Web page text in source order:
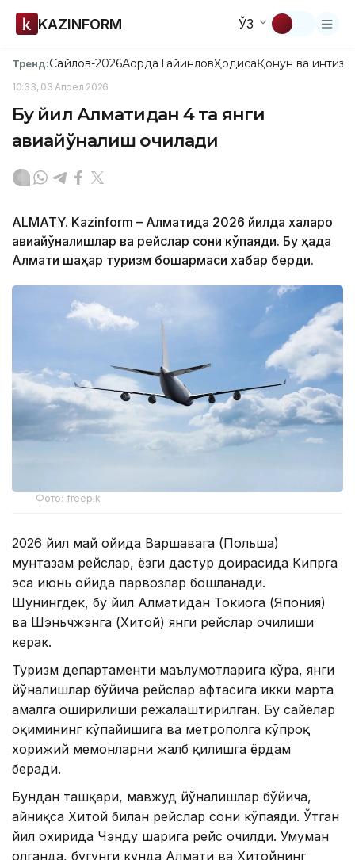
KAZINFORM ЎЗ
Тренд:Сайлов-2026АқордаТайинловҲодисаҚонун ва
10:33, 03 Апрел 2026
Бу йил Алматидан 4 та янги
авиайўналиш очилади
ALMATY. Kazinform – Алматида 2026 йилда халқаро
авиайўналишлар ва рейслар сони кўпаяди. Бу ҳақда
Алмати шаҳар туризм бошқармаси хабар берди.
Фото: freepik
2026 йил май ойида Варшавага (Польша)
мунтазам рейслар, ёзги дастур доирасида Кипрга
эса июнь ойида парвозлар бошланади.
Шунингдек, бу йил Алматидан Токиога (Япония)
ва Шэньчжэнга (Хитой) янги рейслар очилиши
керак.
Туризм департаменти маълумотларига кўра, янги
йўналишлар бўйича рейслар ҳафтасига икки марта
амалга оширилиши режалаштирилган. Бу сайёҳлар
оқимининг кўпайишига ва метрополга кўпроқ
хорижий меҳмонларни жалб қилишга ёрдам
беради.
Бундан ташқари, мавжуд йўналишлар бўйича,
айниқса Хитой билан рейслар сони кўпаяди. Ўтган
йил охирида Чэнду шаҳрига рейс очилди. Умуман
олганда, бугунги кунда Алмати ва Хитойнинг